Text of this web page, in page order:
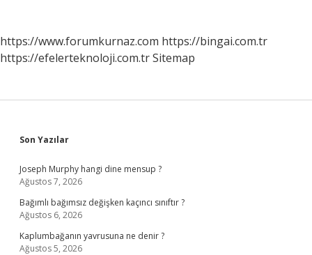
https://www.forumkurnaz.com https://bingai.com.tr
https://efelerteknoloji.com.trSitemap
Sidebar
Son Yazılar
Joseph Murphy hangi dine mensup ?
Ağustos 7, 2026
Bağımlı bağımsız değişken kaçıncı sınıftır ?
Ağustos 6, 2026
Kaplumbağanın yavrusuna ne denir ?
Ağustos 5, 2026